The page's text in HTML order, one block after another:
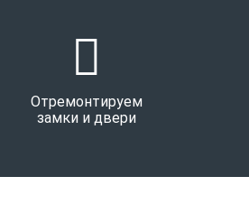
Отремонтируем
замки и двери